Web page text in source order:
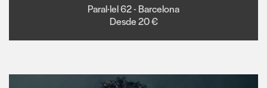
Paral·lel 62 - Barcelona
Desde 20 €